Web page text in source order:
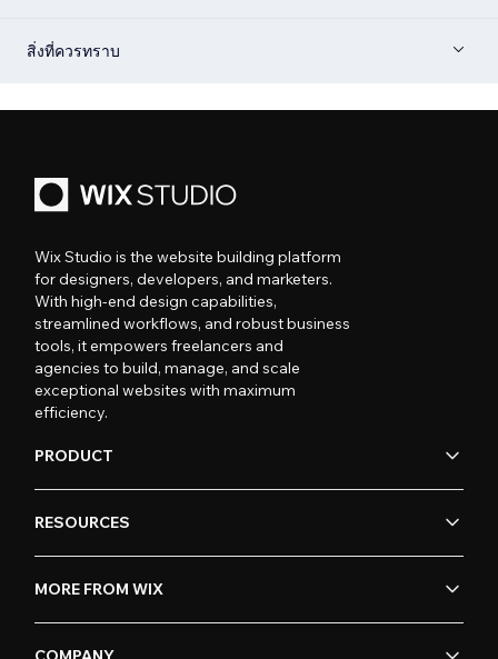
สิ่งที่ควรทราบ
Wix Studio is the website building platform
for designers, developers, and marketers.
With high-end design capabilities,
streamlined workflows, and robust business
tools, it empowers freelancers and
agencies to build, manage, and scale
exceptional websites with maximum
efficiency.
PRODUCT
RESOURCES
MORE FROM WIX